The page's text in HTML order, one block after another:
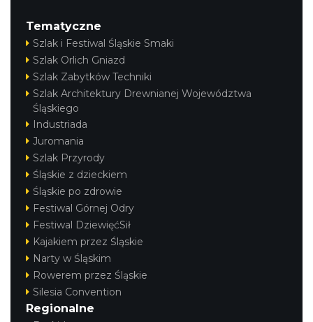
Tematyczne
Szlak i Festiwal Śląskie Smaki
Szlak Orlich Gniazd
Szlak Zabytków Techniki
Szlak Architektury Drewnianej Województwa
Śląskiego
Industriada
Juromania
Szlak Przyrody
Śląskie z dzieckiem
Śląskie po zdrowie
Festiwal Górnej Odry
Festiwal DziewięćSił
Kajakiem przez Śląskie
Narty w Śląskim
Rowerem przez Śląskie
Silesia Convention
Regionalne